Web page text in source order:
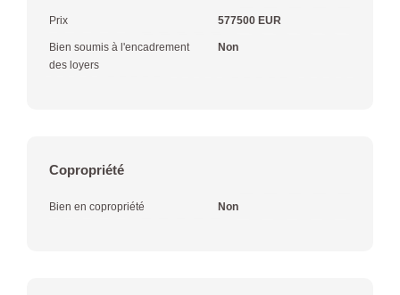
Prix 577500 EUR
Bien soumis à l'encadrement
des loyers
Non
Copropriété
Bien en copropriété Non